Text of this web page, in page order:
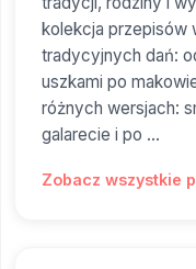
kolekcja przepisów
tradycyjnych dań:
uszkami po
różnych wersjach:
galarecie i po ...
Zobacz wszystkie